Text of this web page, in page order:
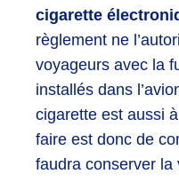
cigarette
règlement ne
voyageurs avec la
installés dans
cigarette est aussi
faire est donc de
faudra conserver la